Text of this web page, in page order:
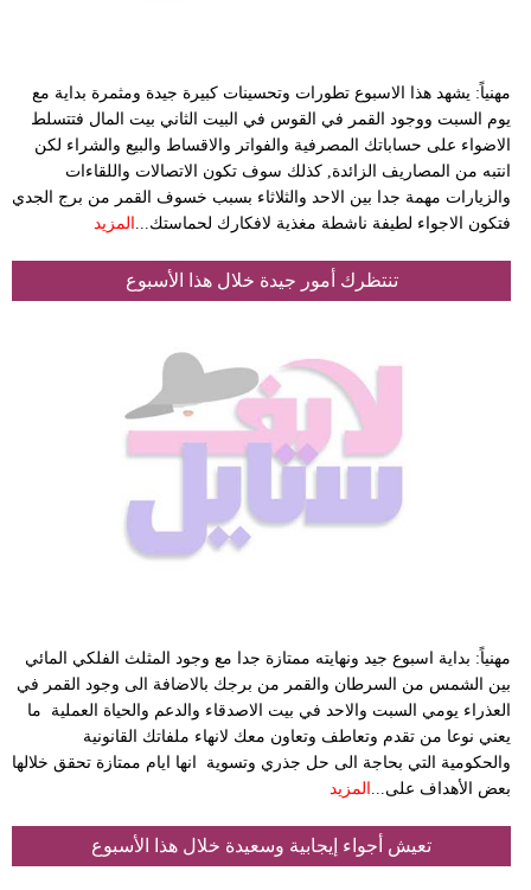
مهنياً: يشهد هذا الاسبوع تطورات وتحسينات كبيرة جيدة ومثمرة بداية مع
يوم السبت ووجود القمر في القوس في البيت الثاني بيت المال فتتسلط
الاضواء على حساباتك المصرفية والفواتر والاقساط والبيع والشراء لكن
انتبه من المصاريف الزائدة, كذلك سوف تكون الاتصالات واللقاءات
والزيارات مهمة جدا بين الاحد والثلاثاء بسبب خسوف القمر من برج الجدي
فتكون الاجواء لطيفة ناشطة مغذية لافكارك لحماستك... المزيد
تنتظرك أمور جيدة خلال هذا الأسبوع
مهنياً: بداية اسبوع جيد ونهايته ممتازة جدا مع وجود المثلث الفلكي المائي
بين الشمس من السرطان والقمر من برجك بالاضافة الى وجود القمر في
العذراء يومي السبت والاحد في بيت الاصدقاء والدعم والحياة العملية ما
يعني نوعا من تقدم وتعاطف وتعاون معك لانهاء ملفاتك القانونية
والحكومية التي بحاجة الى حل جذري وتسوية انها ايام ممتازة تحقق خلالها
بعض الأهداف على... المزيد
تعيش أجواء إيجابية وسعيدة خلال هذا الأسبوع